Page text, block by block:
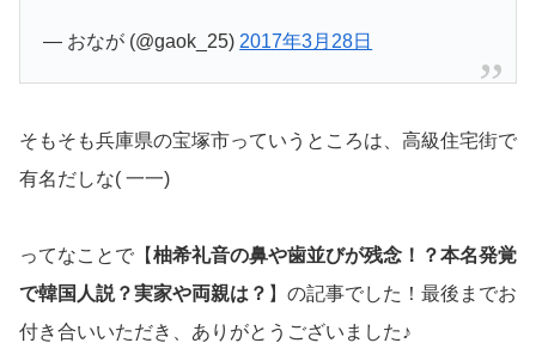
— おなが (@gaok_25)2017年3月28日
そもそも兵庫県の宝塚市っていうところは、高級住宅街で
有名だしな( 一一)
ってなことで【柚希礼音の鼻や歯並びが残念！？本名発覚
で韓国人説？実家や両親は？ 】の記事でした！最後までお
付き合いいただき、ありがとうございました♪